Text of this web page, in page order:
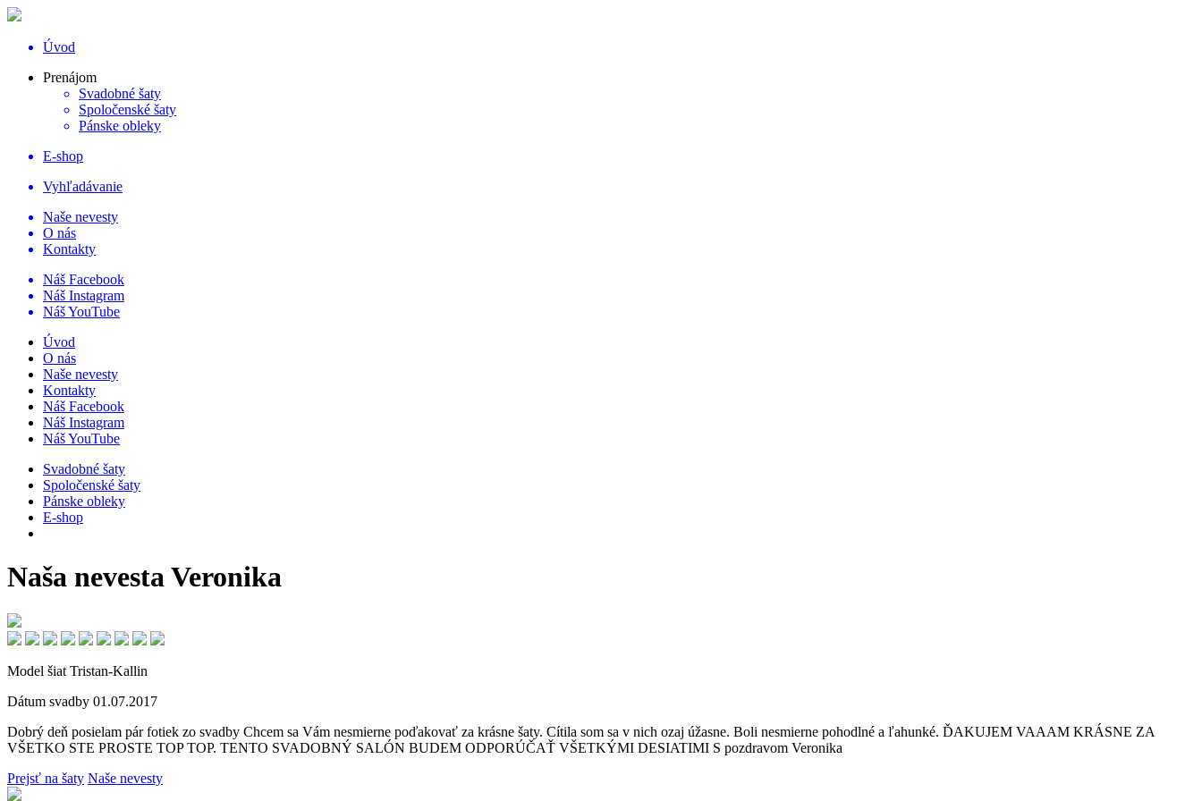
Úvod
Prenájom
Svadobné šaty
Spoločenské šaty
Pánske obleky
E-shop
Vyhľadávanie
Naše nevesty
O nás
Kontakty
Náš Facebook
Náš Instagram
Náš YouTube
Úvod
O nás
Naše nevesty
Kontakty
Náš Facebook
Náš Instagram
Náš YouTube
Svadobné šaty
Spoločenské šaty
Pánske obleky
E-shop
Naša nevestaVeronika
Model šiat Tristan-Kallin
Dátum svadby 01.07.2017
Dobrý deň posielam pár fotiek zo svadby Chcem sa Vám nesmierne poďakovať za krásne šaty. Cítila som sa v nich ozaj úžasne. Boli nesmierne pohodlné a ľahunké. ĎAKUJEM VAAAM KRÁSNE ZA
VŠETKO STE PROSTE TOP TOP. TENTO SVADOBNÝ SALÓN BUDEM ODPORÚČAŤ VŠETKÝMI DESIATIMI S pozdravom Veronika
Prejsť na šaty Naše nevesty